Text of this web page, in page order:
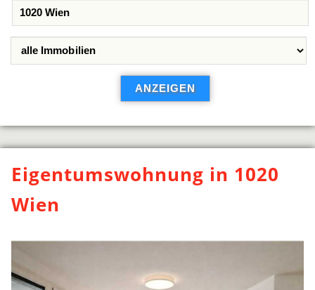
Eigentumswohnung in 1020
Wien